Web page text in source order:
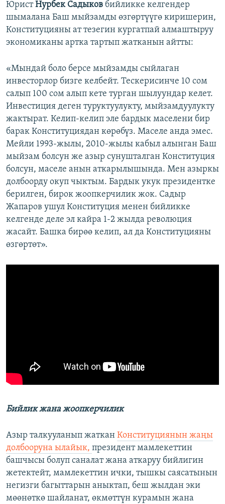
ЮристНурбек Садыков бийликке келгендер
шымалана Баш мыйзамды өзгөртүүгө киришерин,
Конституцияны ат тезегин кургатпай алмаштыруу
экономиканы артка тартып жатканын айтты:
«Мындай боло берсе мыйзамды сыйлаган
инвесторлор бизге келбейт. Тескерисинче 10 сом
салып 100 сом алып кете турган шылуундар келет.
Инвестиция деген туруктуулукту, мыйзамдуулукту
жактырат. Келип-келип эле бардык маселени бир
барак Конституциядан көрөбүз. Маселе анда эмес.
Мейли 1993-жылы, 2010-жылы кабыл алынган Баш
мыйзам болсун же азыр сунушталган Конституция
болсун, маселе анын аткарылышында. Мен азыркы
долбоорду окуп чыктым. Бардык укук президентке
берилген, бирок жоопкерчилик жок. Садыр
Жапаров ушул Конституция менен бийликке
келгенде деле эл кайра 1-2 жылда революция
жасайт. Башка бирөө келип, ал да Конституцияны
өзгөртөт».
Бийлик жана жоопкерчилик
Азыр талкууланып жаткан Конституциянын жаңы
долбооруна ылайык, президент мамлекеттин
башчысы болуп саналат жана аткаруу бийлигин
жетектейт, мамлекеттин ички, тышкы саясатынын
негизги багыттарын аныктап, беш жылдан эки
мөөнөткө шайланат, өкмөттүн курамын жана